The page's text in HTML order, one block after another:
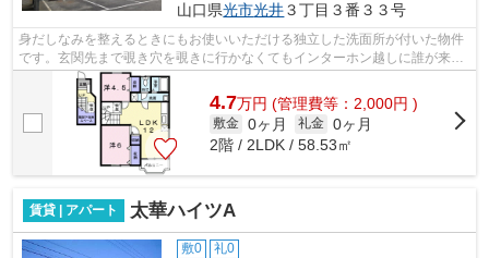
山口県光市光井３丁目３番３３号
身だしなみを整えるときにもお使いいただける独立した洗面所が付いた物件
です。玄関先まで覗き穴を覗きに行かなくてもインターホン越しに誰が来た
のかを確認できます。CATV受信環境が...
4.7万円 (管理費等：2,000円 )
敷金 0ヶ月 礼金 0ヶ月
2階 / 2LDK / 58.53㎡
賃貸 | アパート 太華ハイツA
敷0 礼0